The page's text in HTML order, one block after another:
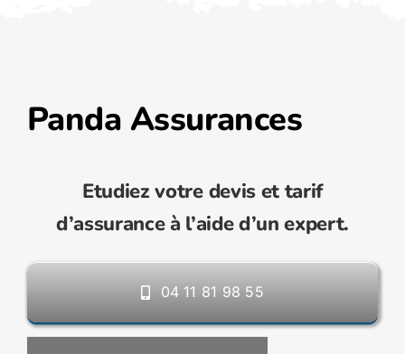
Panda Assurances
Etudiez votre devis et tarif
d’assurance à l’aide d’un expert.
04 11 81 98 55